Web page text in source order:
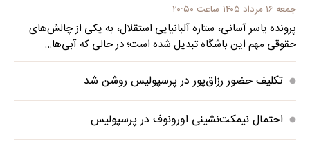
جمعه ۱۶ مرداد ۱۴۰۵ ساعت ۲۰:۵۰
پرونده یاسر آسانی، ستاره آلبانیایی استقلال، به یکی از چالش‌های
حقوقی مهم این باشگاه تبدیل شده است؛ در حالی که آبی‌ها…
تکلیف حضور رزاق‌پور در پرسپولیس روشن شد
احتمال نیمکت‌نشینی اورونوف در پرسپولیس